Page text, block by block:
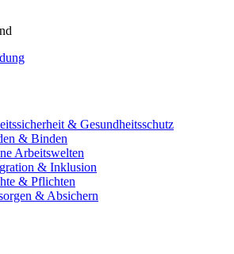
& Gesundheitsschutz
& Binden
Arbeitswelten
& Inklusion
& Pflichten
& Absichern